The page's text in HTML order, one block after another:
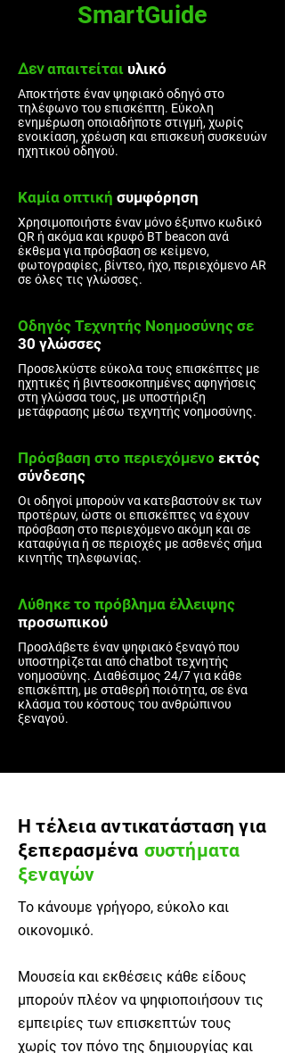
SmartGuide
Δεναπαιτείται υλικό
Αποκτήστε έναν ψηφιακό οδηγό στο
τηλέφωνο του επισκέπτη. Εύκολη
ενημέρωση οποιαδήποτε στιγμή, χωρίς
ενοικίαση, χρέωση και επισκευή συσκευών
ηχητικού οδηγού.
Καμία οπτική συμφόρηση
Χρησιμοποιήστε έναν μόνο έξυπνο κωδικό
QR ή ακόμα και κρυφό BT beacon ανά
έκθεμα για πρόσβαση σε κείμενο,
φωτογραφίες, βίντεο, ήχο, περιεχόμενο AR
σε όλες τις γλώσσες.
Οδηγός Τεχνητής Νοημοσύνης σε
30 γλώσσες
Προσελκύστε εύκολα τους επισκέπτες με
ηχητικές ή βιντεοσκοπημένες αφηγήσεις
στη γλώσσα τους, με υποστήριξη
μετάφρασης μέσω τεχνητής νοημοσύνης.
Πρόσβαση στο περιεχόμενο εκτός
σύνδεσης
Οι οδηγοί μπορούν να κατεβαστούν εκ των
προτέρων, ώστε οι επισκέπτες να έχουν
πρόσβαση στο περιεχόμενο ακόμη και σε
καταφύγια ή σε περιοχές με ασθενές σήμα
κινητής τηλεφωνίας.
Λύθηκε το πρόβλημα έλλειψης
προσωπικού
Προσλάβετε έναν ψηφιακό ξεναγό που
υποστηρίζεται από chatbot τεχνητής
νοημοσύνης. Διαθέσιμος 24/7 για κάθε
επισκέπτη, με σταθερή ποιότητα, σε ένα
κλάσμα του κόστους του ανθρώπινου
ξεναγού.
Η τέλεια αντικατάσταση για
ξεπερασμένα συστήματα
ξεναγών
Το κάνουμε γρήγορο, εύκολο και
οικονομικό.
Μουσεία και εκθέσεις κάθε είδους
μπορούν πλέον να ψηφιοποιήσουν τις
εμπειρίες των επισκεπτών τους
χωρίς τον πόνο της δημιουργίας και